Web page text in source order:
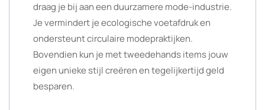
draag je bij aan een duurzamere mode-industrie.
Je vermindert je ecologische voetafdruk en
ondersteunt circulaire modepraktijken.
Bovendien kun je met tweedehands items jouw
eigen unieke stijl creëren en tegelijkertijd geld
besparen.